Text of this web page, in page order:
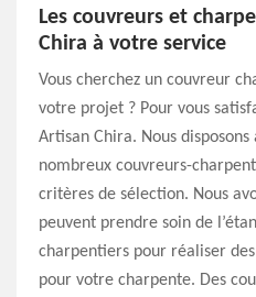
Les couvreurs et
Chira à votre service
Vous cherchez un couvreur
votre projet ? Pour vous
Artisan Chira. Nous
nombreux couvreurs-
critères de sélection. Nous
peuvent prendre soin de
charpentiers pour réaliser
pour votre charpente. Des